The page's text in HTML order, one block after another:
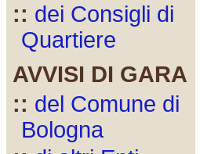
:: dei Consigli di
Quartiere
AVVISI DI GARA
:: del Comune di
Bologna